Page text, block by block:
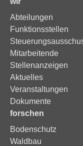
Abteilungen
Funktionsstellen
Mitarbeitende
Stellenanzeigen
Aktuelles
Veranstaltungen
Dokumente
forschen
Bodenschutz
Waldbau